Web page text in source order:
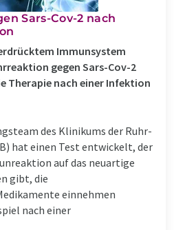
Sars-Cov-2 nach
Immunsystem
gegen Sars-Cov-2
Therapie nach einer Infektion
des Klinikums der Ruhr-
hat einen Test entwickelt, der
auf das neuartige
gibt, die
einnehmen
nach einer